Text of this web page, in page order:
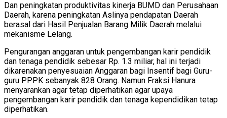
Dan peningkatan produktivitas kinerja BUMD dan Perusahaan
Daerah, karena peningkatan Aslinya pendapatan Daerah
berasal dari Hasil Penjualan Barang Milik Daerah melalui
mekanisme Lelang.
Pengurangan anggaran untuk pengembangan karir pendidik
dan tenaga pendidik sebesar Rp. 1.3 miliar, hal ini terjadi
dikarenakan penyesuaian Anggaran bagi Insentif bagi Guru-
guru PPPK sebanyak 828 Orang. Namun Fraksi Hanura
menyarankan agar tetap diperhatikan agar upaya
pengembangan karir pendidik dan tenaga kependidikan tetap
diperhatikan.